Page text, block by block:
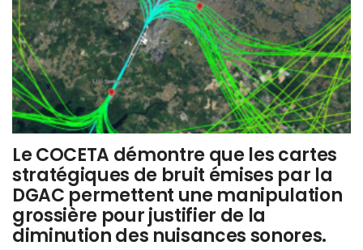
Le COCETA démontre que les cartes
stratégiques de bruit émises par la
DGAC permettent une manipulation
grossière pour justifier de la
diminution des nuisances sonores.